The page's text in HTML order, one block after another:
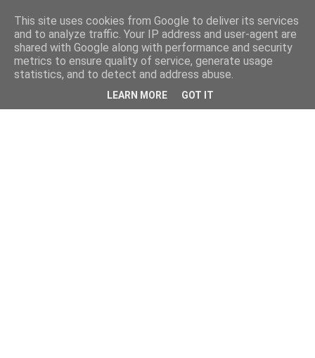
This site uses cookies from Google to deliver its services
and to analyze traffic. Your IP address and user-agent are
shared with Google along with performance and security
metrics to ensure quality of service, generate usage
statistics, and to detect and address abuse.
LEARN MORE GOT IT